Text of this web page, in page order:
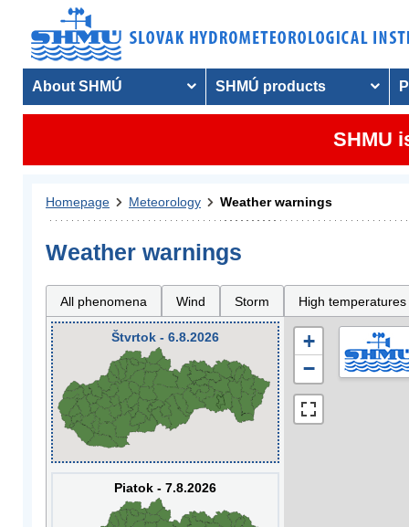
About SHMÚ SHMÚ products
SHMU
Homepage Meteorology Weather warnings
Weather warnings
All phenomena Wind Storm High temperatures
Štvrtok - 6.8.2026
Piatok - 7.8.2026
+
−